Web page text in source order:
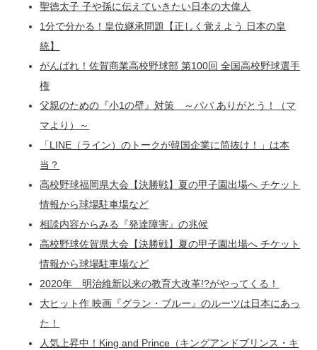
聖徳太子 子や孫に伝えていきたい日本の大偉人
1分で分かる！皇位継承問題【正しく覚えよう 日本の皇
統】
がんばれ！佐賀商業高校野球部 第100回 全国高校野球選手
権
父親のための『小1の壁』対策 ～パパ ありがとう！（マ
マより）～
「LINE（ライン）のトークが韓国企業に筒抜け！」は本
当？
高校野球福岡県大会【決勝戦】夏の甲子園出場へ チケット
情報から球場駐車場など
相談内容からみる『発達障害』の兆候
高校野球佐賀県大会【決勝戦】夏の甲子園出場へ チケット
情報から球場駐車場など
2020年 明治維新以来の教育大改革!?がやってくる！
大ヒット作 映画『グラン・ブルー』のルーツは日本にあっ
た！
人気上昇中！King and Prince（キングアンドプリンス・キ